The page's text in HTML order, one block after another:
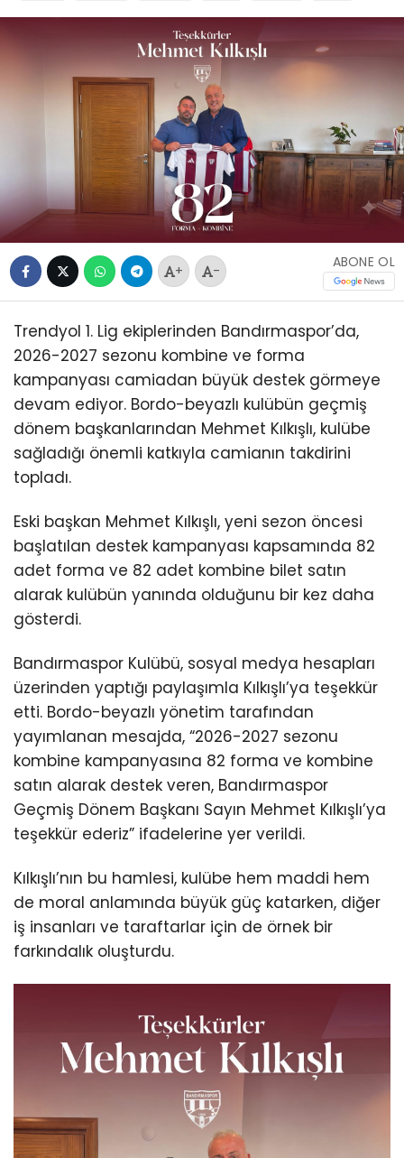
+ -
ABONE OL
Trendyol 1. Lig ekiplerinden Bandırmaspor’da,
2026-2027 sezonu kombine ve forma
kampanyası camiadan büyük destek görmeye
devam ediyor. Bordo-beyazlı kulübün geçmiş
dönem başkanlarından Mehmet Kılkışlı, kulübe
sağladığı önemli katkıyla camianın takdirini
topladı.
Eski başkan Mehmet Kılkışlı, yeni sezon öncesi
başlatılan destek kampanyası kapsamında 82
adet forma ve 82 adet kombine bilet satın
alarak kulübün yanında olduğunu bir kez daha
gösterdi.
Bandırmaspor Kulübü, sosyal medya hesapları
üzerinden yaptığı paylaşımla Kılkışlı’ya teşekkür
etti. Bordo-beyazlı yönetim tarafından
yayımlanan mesajda, “2026-2027 sezonu
kombine kampanyasına 82 forma ve kombine
satın alarak destek veren, Bandırmaspor
Geçmiş Dönem Başkanı Sayın Mehmet Kılkışlı’ya
teşekkür ederiz” ifadelerine yer verildi.
Kılkışlı’nın bu hamlesi, kulübe hem maddi hem
de moral anlamında büyük güç katarken, diğer
iş insanları ve taraftarlar için de örnek bir
farkındalık oluşturdu.